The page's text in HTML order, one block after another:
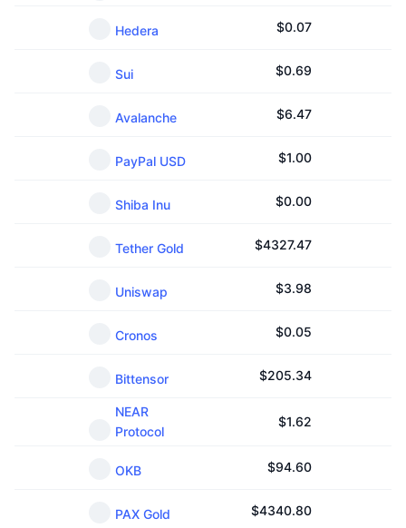
Hedera $0.07
Sui $0.69
Avalanche $6.47
PayPal USD $1.00
Shiba Inu $0.00
Tether Gold $4327.47
Uniswap $3.98
Cronos $0.05
Bittensor $205.34
NEAR
Protocol
$1.62
OKB $94.60
PAX Gold $4340.80